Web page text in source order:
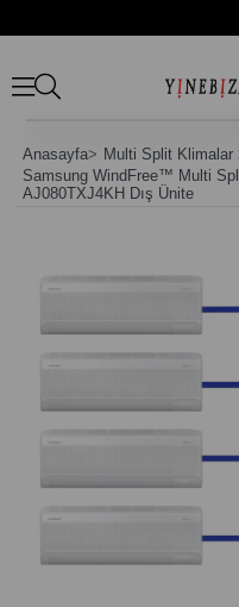
Anasayfa> Multi Split Klimalar
Samsung WindFree™ Multi
AJ080TXJ4KH Dış Ünite